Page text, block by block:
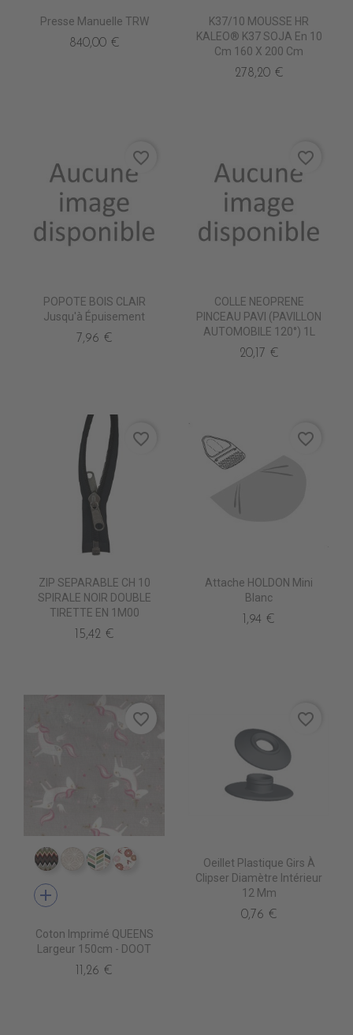
Presse Manuelle TRW
840,00 €
K37/10 MOUSSE HR
KALEO® K37 SOJA En 10
Cm 160 X 200 Cm
278,20 €
POPOTE BOIS CLAIR
Jusqu'à Épuisement
7,96 €
favorite_border
COLLE NEOPRENE
PINCEAU PAVI (PAVILLON
AUTOMOBILE 120°) 1L
20,17 €
favorite_border
ZIP SEPARABLE CH 10
SPIRALE NOIR DOUBLE
TIRETTE EN 1M00
15,42 €
favorite_border
Attache HOLDON Mini
Blanc
1,94 €
favorite_border
CI0007 EDALI
CI0011 CASUAL BEIGE
CI0017 FULHAM
CI0018 NOSHIRO
add
Coton Imprimé QUEENS
Largeur 150cm - DOOT
11,26 €
favorite_border
Oeillet Plastique Girs À
Clipser Diamètre Intérieur
12 Mm
0,76 €
favorite_border